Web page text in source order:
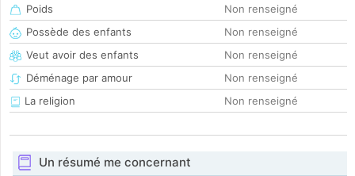
Poids
Non renseigné
Possède des enfants
Non renseigné
Veut avoir des enfants
Non renseigné
Déménage par amour
Non renseigné
La religion
Non renseigné
Un résumé me concernant